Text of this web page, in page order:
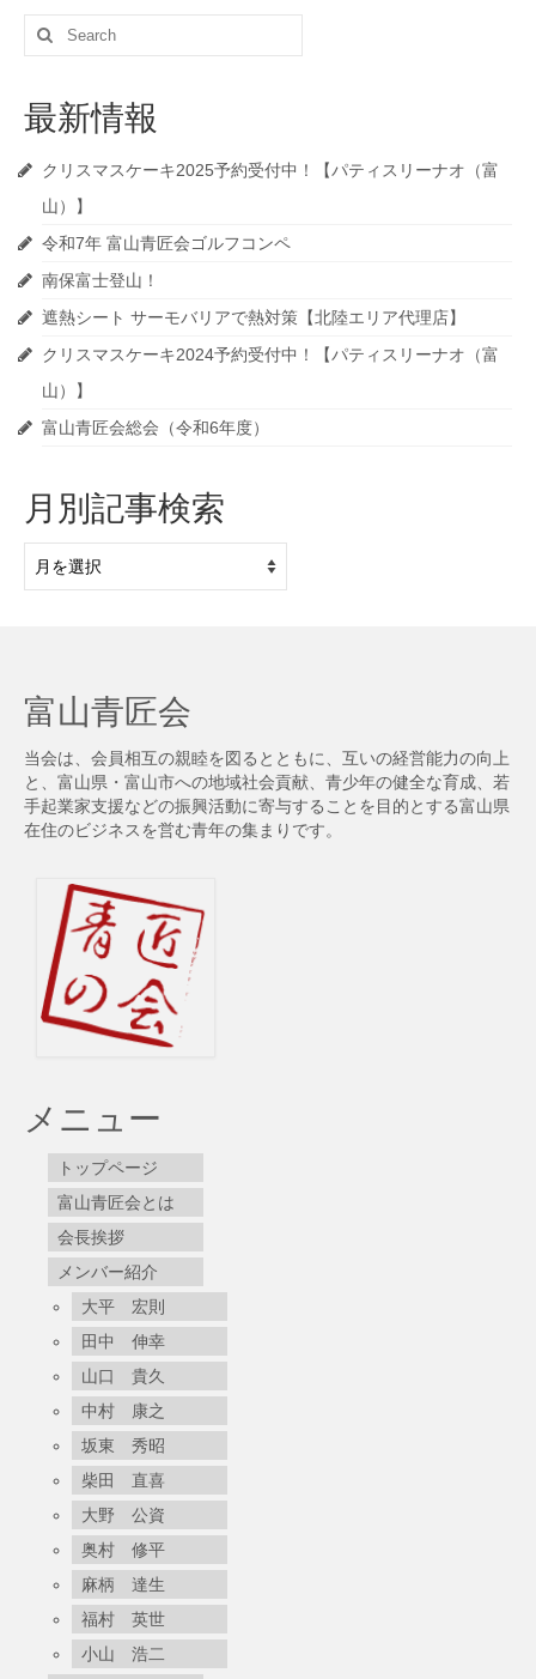
Search
for:
最新情報
クリスマスケーキ2025予約受付中！【パティスリーナオ（富
山）】
令和7年 富山青匠会ゴルフコンペ
南保富士登山！
遮熱シート サーモバリアで熱対策【北陸エリア代理店】
クリスマスケーキ2024予約受付中！【パティスリーナオ（富
山）】
富山青匠会総会（令和6年度）
月別記事検索
別
富山青匠会
当会は、会員相互の親睦を図るとともに、互いの経営能力の向上
と、富山県・富山市への地域社会貢献、青少年の健全な育成、若
手起業家支援などの振興活動に寄与することを目的とする富山県
在住のビジネスを営む青年の集まりです。
メニュー
トップページ
富山青匠会とは
会長挨拶
メンバー紹介
大平 宏則
田中 伸幸
山口 貴久
中村 康之
坂東 秀昭
柴田 直喜
大野 公資
奥村 修平
麻柄 達生
福村 英世
小山 浩二